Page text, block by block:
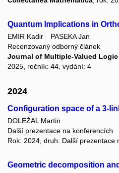
Quantum Implications in
EMIR Kadir
PASEKA Jan
Recenzovaný odborný článek
Journal of Multiple-Valued
2025, ročník: 44, vydání: 4
2024
Configuration space of a 3-
DOLEŽAL Martin
Další prezentace na konferencích
Rok: 2024, druh: Další prezentace
Geometric decomposition